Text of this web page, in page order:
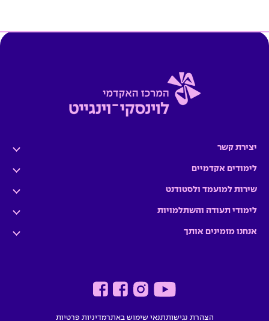
יצירת קשר
לימודים אקדמיים
שירות למועמד ולסטודנט
לימודי תעודה והשתלמויות
אנחנו מזמינים אותך
הצהרת נגישותתנאי שימוש באתרמדיניות פרטיות